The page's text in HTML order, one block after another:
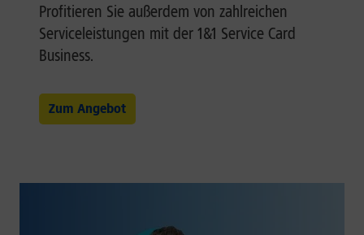
Profitieren Sie außerdem von zahlreichen
Serviceleistungen mit der 1&1 Service Card
Business.
Zum Angebot